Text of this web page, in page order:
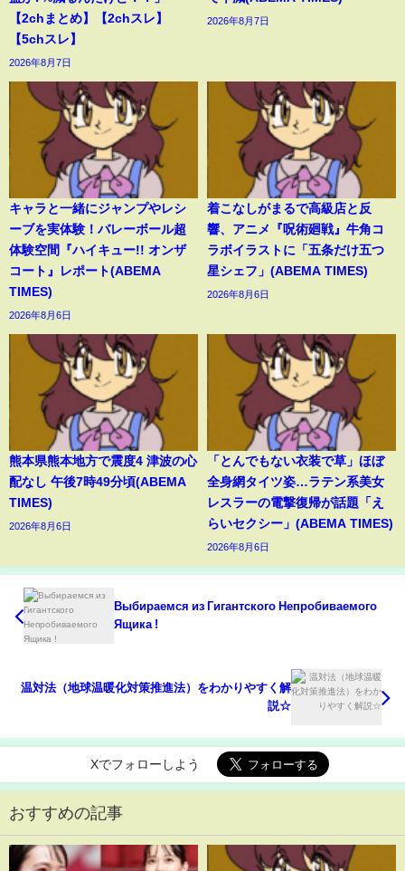
【2chまとめ】【2chスレ】
【5chスレ】
2026年8月7日
2026年8月7日
キャラと一緒にジャンプやレシ
ーブを実体験！バレーボール超
体験空間『ハイキュー!! オンザ
コート』レポート(ABEMA
TIMES)
2026年8月6日
着こなしがまるで高級店と反
響、アニメ『呪術廻戦』牛角コ
ラボイラストに「五条だけ五つ
星シェフ」(ABEMA TIMES)
2026年8月6日
熊本県熊本地方で震度4 津波の心
配なし 午後7時49分頃(ABEMA
TIMES)
2026年8月6日
「とんでもない衣装で草」ほぼ
全身網タイツ姿…ラテン系美女
レスラーの電撃復帰が話題「え
らいセクシー」(ABEMA TIMES)
2026年8月6日
Выбираемся из Гигантского Непробиваемого
Ящика !
温対法（地球温暖化対策推進法）をわかりやすく解
説☆
Xでフォローしよう
おすすめの記事